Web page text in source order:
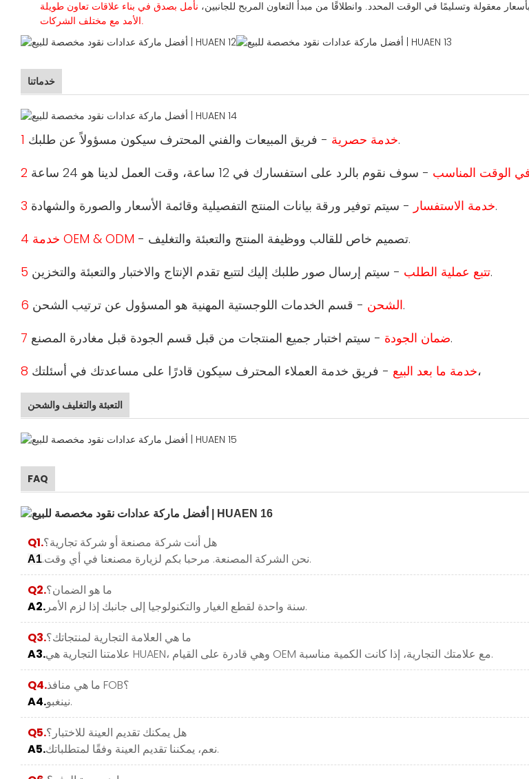
معقولة وتسليمًا في الوقت المحدد. وانطلاقًا من مبدأ التعاون المربح للجانبين، نأمل بصدق في بناء علاقات تعاون طويلة
خدماتنا
1 خدمة حصرية- فريق المبيعات والفني المحترف سيكون مسؤولاً عن طلبك.
في الوقت المناسب
3 خدمة الاستفسار- سيتم توفير ورقة بيانات المنتج التفصيلية وقائمة الأسعار والصورة والشهادة.
4 خدمة OEM & ODM
- تصميم خاص للقالب ووظيفة المنتج والتعبئة والتغليف.
5 تتبع عملية الطلب- سيتم إرسال صور طلبك إليك لتتبع تقدم الإنتاج والاختبار والتعبئة والتخزين.
6 الشحن- قسم الخدمات اللوجستية المهنية هو المسؤول عن ترتيب الشحن.
7 ضمان الجودة- سيتم اختبار جميع المنتجات من قبل قسم الجودة قبل مغادرة المصنع.
8 خدمة ما بعد البيع- فريق خدمة العملاء المحترف سيكون قادرًا على مساعدتك في أسئلتك،
التعبئة والتغليف والشحن
FAQ
Q1.هل أنت شركة مصنعة أو شركة تجارية؟
A1
.نحن الشركة المصنعة. مرحبا بكم لزيارة مصنعنا في أي وقت.
Q2.ما هو الضمان؟
A2.
سنة واحدة لقطع الغيار والتكنولوجيا إلى جانبك إذا لزم الأمر.
Q3.ما هي العلامة التجارية لمنتجاتك؟
A3.
علامتنا التجارية هي HUAEN، وهي قادرة على القيام OEM مع علامتك التجارية، إذا كانت الكمية مناسبة.
Q4.
ما هي منافذ FOB؟
A4.
نينغبو.
Q5.هل يمكنك تقديم العينة للاختبار؟
A5.
نعم، يمكننا تقديم العينة وفقًا لمتطلباتك.